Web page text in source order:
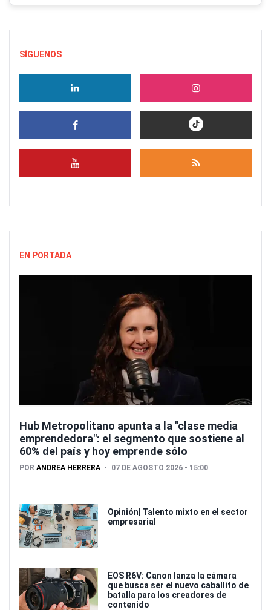
SÍGUENOS
EN PORTADA
Hub Metropolitano apunta a la "clase media
emprendedora": el segmento que sostiene al
60% del país y hoy emprende sólo
POR ANDREA HERRERA 07 DE AGOSTO 2026 - 15:00
Opinión| Talento mixto en el sector
empresarial
EOS R6V: Canon lanza la cámara
que busca ser el nuevo caballito de
batalla para los creadores de
contenido